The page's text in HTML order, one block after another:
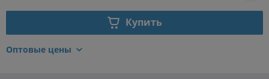
Купить
Оптовые цены